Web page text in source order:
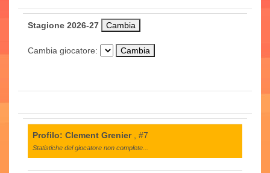
Stagione 2026-27
Cambia giocatore:
Profilo: Clement Grenier, #7
Statistiche del giocatore non complete...